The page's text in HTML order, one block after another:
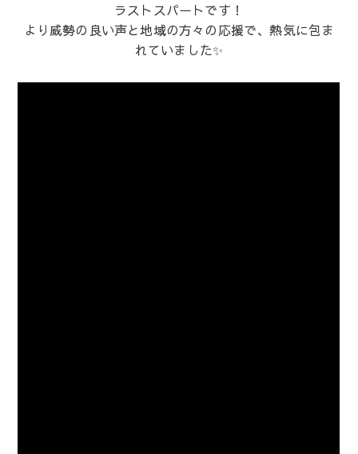
ラストスパートです！
より威勢の良い声と地域の方々の応援で、熱気に包ま
れていました✨